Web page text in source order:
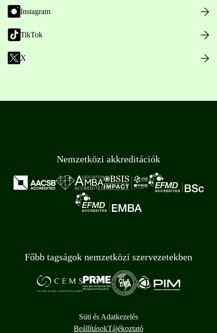
Instagram
TikTok
X
Nemzetközi akkreditációk
Főbb tagságok nemzetközi szervezetekben
Süti és Adatkezelés
BeállításokTájékoztató